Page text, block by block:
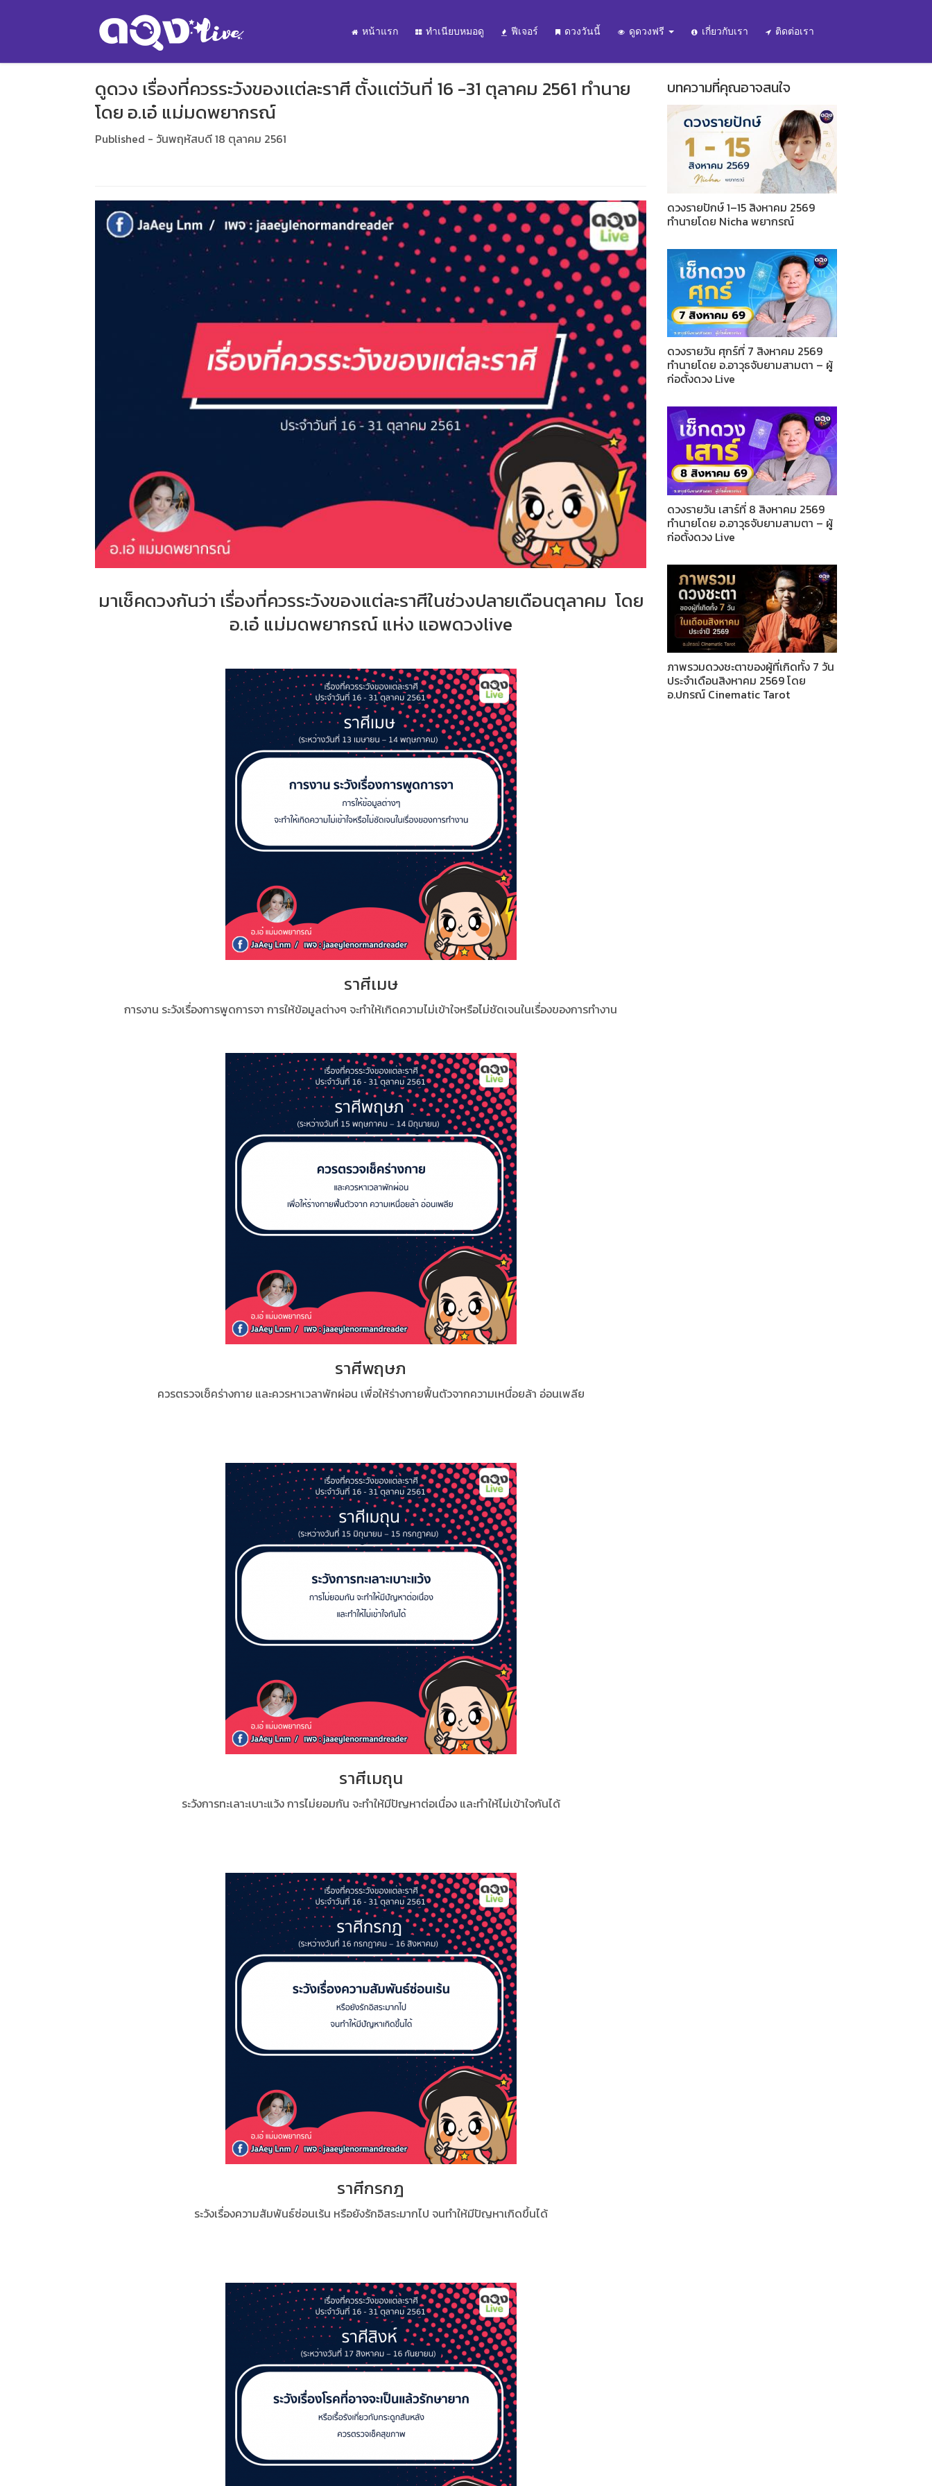
หน้าแรก ทำเนียบหมอดู ฟีเจอร์ ดวงวันนี้ ดูดวงฟรี เกี่ยวกับเรา ติดต่อเรา
ดูดวง เรื่องที่ควรระวังของเเต่ละราศี ตั้งเเต่วันที่ 16 -31 ตุลาคม 2561 ทำนาย
โดย อ.เอ๋ แม่มดพยากรณ์
Published - วันพฤหัสบดี 18 ตุลาคม 2561
มาเช็คดวงกันว่า เรื่องที่ควรระวังของแต่ละราศีในช่วงปลายเดือนตุลาคม โดย
อ.เอ๋ แม่มดพยากรณ์ แห่ง แอพดวงlive
ราศีเมษ
การงาน ระวังเรื่องการพูดการจา การให้ข้อมูลต่างๆ จะทำให้เกิดความไม่เข้าใจหรือไม่ชัดเจนในเรื่องของการทำงาน
ราศีพฤษภ
ควรตรวจเช็คร่างกาย และควรหาเวลาพักผ่อน เพื่อให้ร่างกายฟื้นตัวจากความเหนื่อยล้า อ่อนเพลีย
ราศีเมถุน
ระวังการทะเลาะเบาะแว้ง การไม่ยอมกัน จะทำให้มีปัญหาต่อเนื่อง และทำให้ไม่เข้าใจกันได้
ราศีกรกฎ
ระวังเรื่องความสัมพันธ์ซ่อนเร้น หรือยังรักอิสระมากไป จนทำให้มีปัญหาเกิดขึ้นได้
บทความที่คุณอาจสนใจ
ดวงรายปักษ์ 1–15 สิงหาคม 2569
ทำนายโดย Nicha พยากรณ์
ดวงรายวัน ศุกร์ที่ 7 สิงหาคม 2569
ทำนายโดย อ.อาวุธจับยามสามตา – ผู้
ก่อตั้งดวง Live
ดวงรายวัน เสาร์ที่ 8 สิงหาคม 2569
ทำนายโดย อ.อาวุธจับยามสามตา – ผู้
ก่อตั้งดวง Live
ภาพรวมดวงชะตาของผู้ที่เกิดทั้ง 7 วัน
ประจำเดือนสิงหาคม 2569 โดย
อ.ปกรณ์ Cinematic Tarot